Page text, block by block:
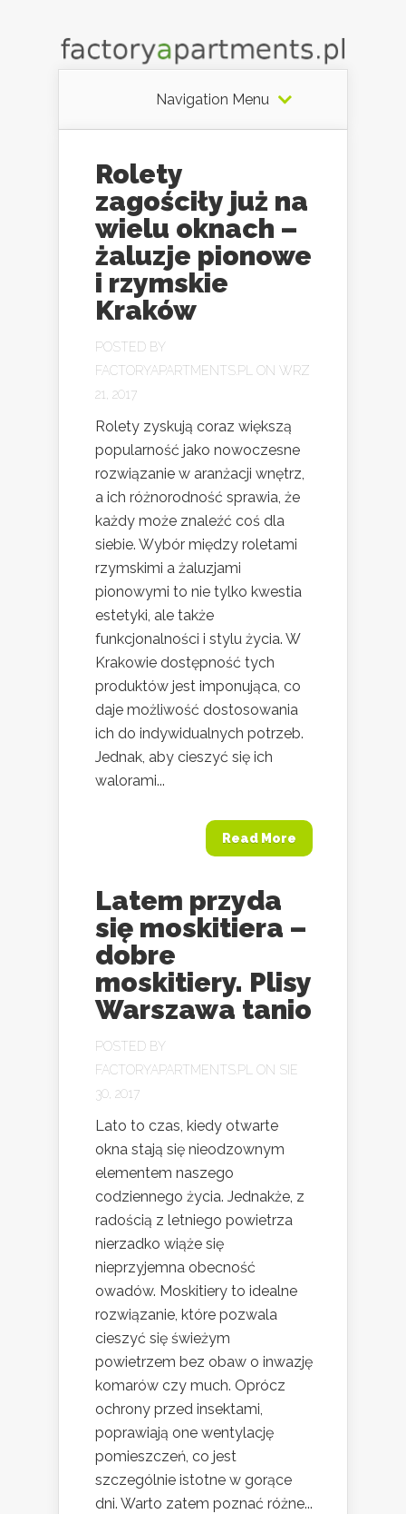
Navigation Menu
Rolety
zagościły już na
wielu oknach –
żaluzje pionowe
i rzymskie
Kraków
POSTED BY
FACTORYAPARTMENTS.PL ON WRZ
21, 2017
Rolety zyskują coraz większą
popularność jako nowoczesne
rozwiązanie w aranżacji wnętrz,
a ich różnorodność sprawia, że
każdy może znaleźć coś dla
siebie. Wybór między roletami
rzymskimi a żaluzjami
pionowymi to nie tylko kwestia
estetyki, ale także
funkcjonalności i stylu życia. W
Krakowie dostępność tych
produktów jest imponująca, co
daje możliwość dostosowania
ich do indywidualnych potrzeb.
Jednak, aby cieszyć się ich
walorami...
Read More
Latem przyda
się moskitiera –
dobre
moskitiery. Plisy
Warszawa tanio
POSTED BY
FACTORYAPARTMENTS.PL ON SIE
30, 2017
Lato to czas, kiedy otwarte
okna stają się nieodzownym
elementem naszego
codziennego życia. Jednakże, z
radością z letniego powietrza
nierzadko wiąże się
nieprzyjemna obecność
owadów. Moskitiery to idealne
rozwiązanie, które pozwala
cieszyć się świeżym
powietrzem bez obaw o inwazję
komarów czy much. Oprócz
ochrony przed insektami,
poprawiają one wentylację
pomieszczeń, co jest
szczególnie istotne w gorące
dni. Warto zatem poznać różne...